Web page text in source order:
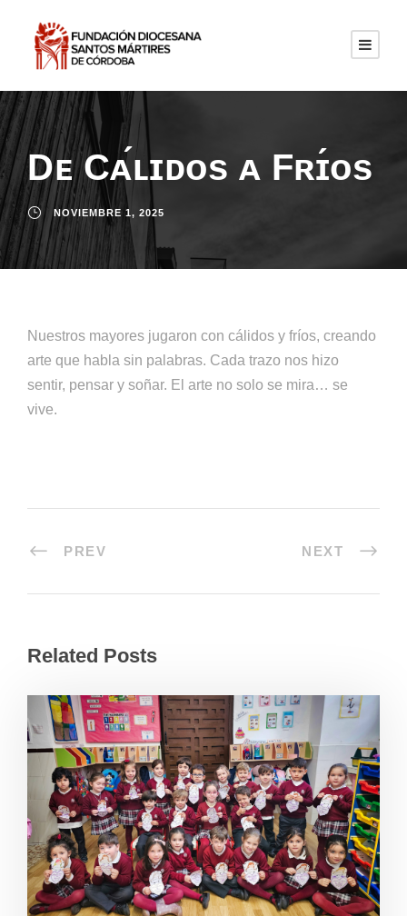
Dᴇ Cᴀ́ʟɪᴅᴏs ᴀ Fʀɪ́ᴏs
NOVIEMBRE 1, 2025
Nuestros mayores jugaron con cálidos y fríos, creando
arte que habla sin palabras. Cada trazo nos hizo
sentir, pensar y soñar. El arte no solo se mira… se
vive.
PREV NEXT
Related Posts